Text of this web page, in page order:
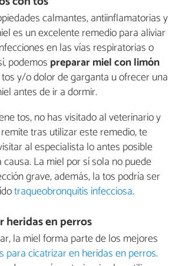
calmantes, antiinflamatorias y
es un excelente remedio para aliviar
en las vías respiratorias o
podemos preparar miel con limón
y/o dolor de garganta u ofrecer una
antes de ir a dormir.
tos, no has visitado al veterinario y
tras utilizar este remedio, te
al especialista lo antes posible
La miel por sí sola no puede
grave, además, la tos podría ser
traqueobronquitis infecciosa.
heridas en perros
la miel forma parte de los mejores
para cicatrizar en heridas en perros.